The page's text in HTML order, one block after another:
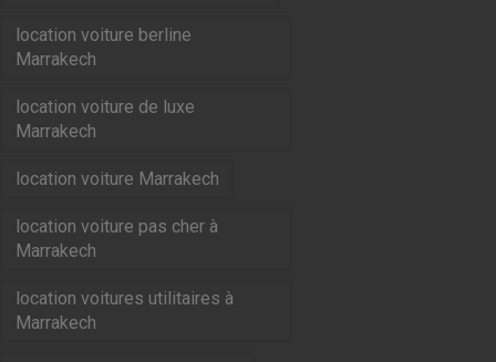
location voiture berline
Marrakech
location voiture de luxe
Marrakech
location voiture Marrakech
location voiture pas cher à
Marrakech
location voitures utilitaires à
Marrakech